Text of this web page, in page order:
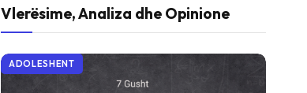
Vlerësime, Analiza dhe Opinione
ADOLESHENT